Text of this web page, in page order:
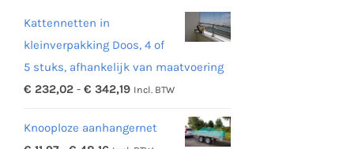
Kattennetten in
kleinverpakking Doos, 4 of
5 stuks, afhankelijk van maatvoering
€ 232,02 - € 342,19Prijsklasse:
tot
Incl. BTW
Knooploze aanhangernet